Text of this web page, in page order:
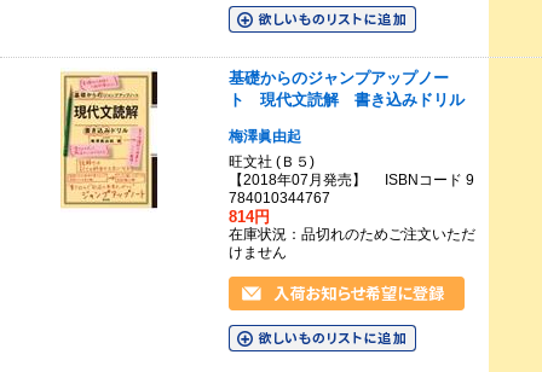
基礎からのジャンプアップノー
ト 現代文読解 書き込みドリル
梅澤眞由起
旺文社 (Ｂ５)
【2018年07月発売】 ISBNコード 9
784010344767
814円
在庫状況：品切れのためご注文いただ
けません